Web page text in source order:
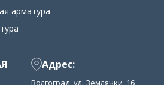
арматура
Адрес:
Волгоград, ул. Землячки, 16